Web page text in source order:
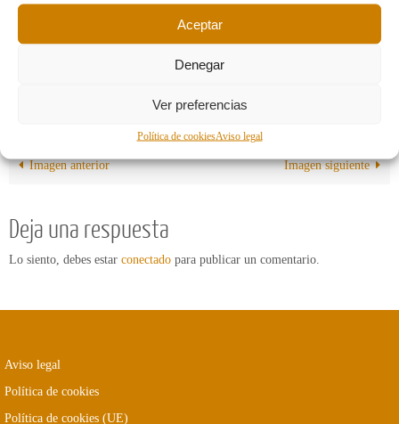
Aceptar
Denegar
Ver preferencias
Política de cookiesAviso legal
Imagen anterior Imagen siguiente
Deja una respuesta
Lo siento, debes estar conectado para publicar un comentario.
Aviso legal
Política de cookies
Política de cookies (UE)